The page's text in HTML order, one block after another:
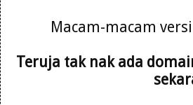
Macam-macam
Teruja tak nak ada